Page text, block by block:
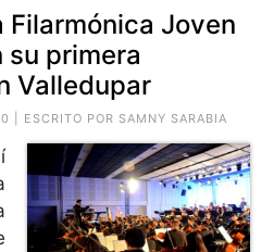
Filarmónica Joven
su primera
Valledupar
| ESCRITO POR SAMNY SARABIA